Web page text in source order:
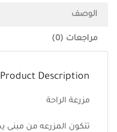
الوصف
مراجعات (0)
Product Description
مزرعة الراحة
تتكون المزرعه من مبنى